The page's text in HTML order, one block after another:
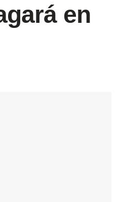
en